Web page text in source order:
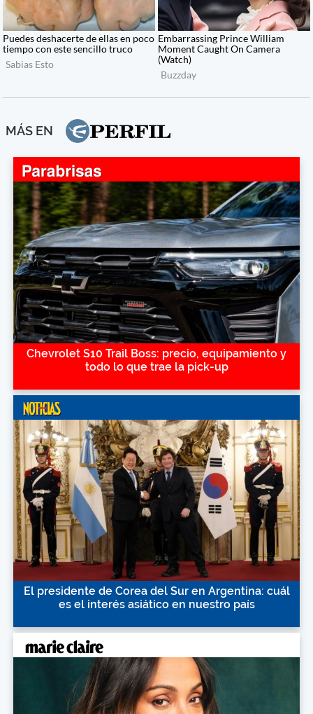
MÁS EN
Chevrolet S10 Trail Boss: precio, equipamiento y
todo lo que trae la pick-up
El presidente de Corea del Sur en Argentina: cuál
es el interés asiático en nuestro país